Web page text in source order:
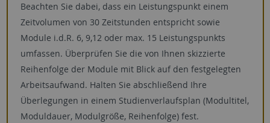
Beachten Sie dabei, dass ein Leistungspunkt einem
Zeitvolumen von 30 Zeitstunden entspricht sowie
Module i.d.R. 6, 9,12 oder max. 15 Leistungspunkts
umfassen. Überprüfen Sie die von Ihnen skizzierte
Reihenfolge der Module mit Blick auf den festgelegten
Arbeitsaufwand. Halten Sie abschließend Ihre
Überlegungen in einem Studienverlaufsplan (Modultitel,
Moduldauer, Modulgröße, Reihenfolge) fest.